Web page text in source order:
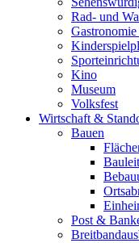
Rad- und
Kino
Museum
Volksfest
Wirtschaft &
Bauen
Post &